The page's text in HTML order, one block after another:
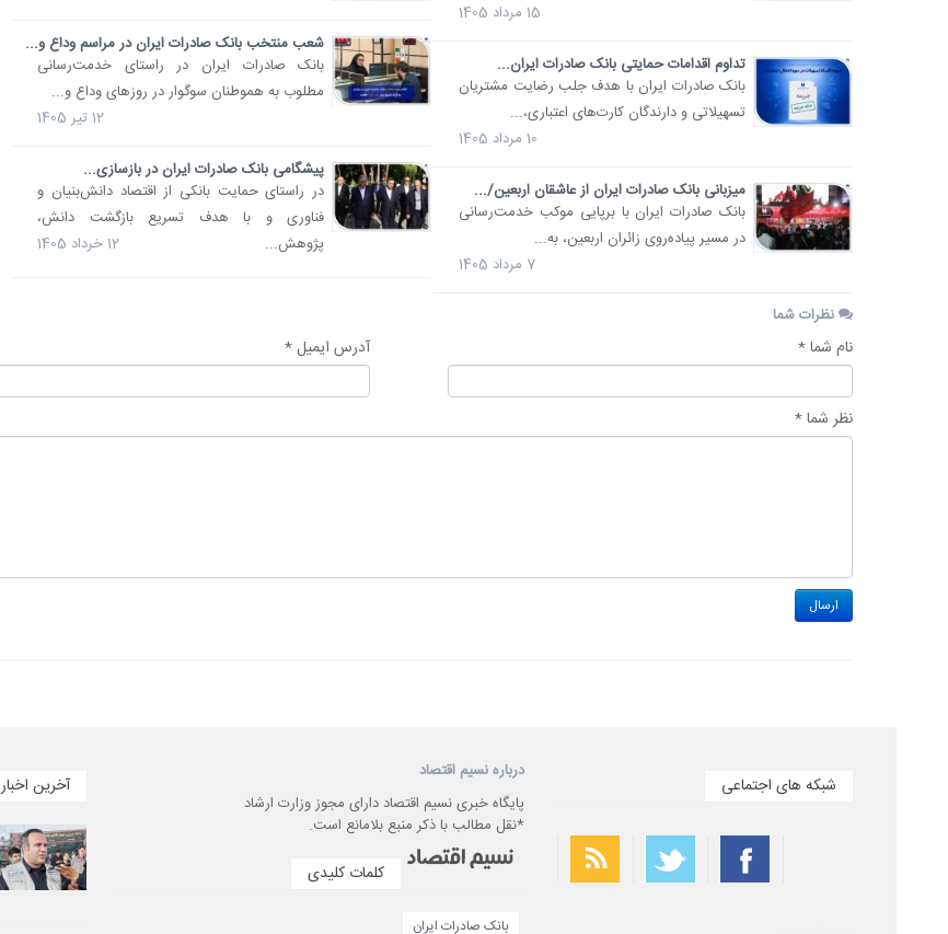
15 مرداد 1405
تداوم اقدامات حمایتی بانک صادرات ایران...
بانک صادرات ایران با هدف جلب رضایت مشتریان
تسهیلاتی و دارندگان کارت‌های اعتباری،...
10 مرداد 1405
میزبانی بانک صادرات ایران از عاشقان اربعین/...
​بانک صادرات ایران با برپایی موکب خدمت‌رسانی
در مسیر پیاده‌روی زائران اربعین، به...
7 مرداد 1405
شعب منتخب بانک صادرات ایران در مراسم وداع و...
​بانک صادرات ایران در راستای خدمت‌رسانی
مطلوب به هموطنان سوگوار در روزهای وداع و...
12 تیر 1405
پیشگامی بانک صادرات ایران در بازسازی...
​در راستای حمایت بانکی از اقتصاد دانش‌بنیان و
فناوری و با هدف تسریع بازگشت دانش،
پژوهش...
12 خرداد 1405
نظرات شما
آدرس ایمیل * نام شما *
نظر شما *
آخرین اخبار
درباره نسیم اقتصاد
پایگاه خبری نسیم اقتصاد دارای مجوز وزارت ارشاد
*نقل مطالب با ذکر منبع بلامانع است.
کلمات کلیدی
بانک صادرات ایران
شبکه های اجتماعی